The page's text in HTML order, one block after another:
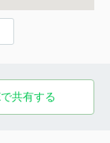
共有する